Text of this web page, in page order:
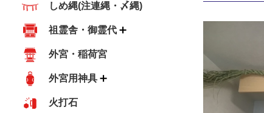
しめ縄(注連縄・〆縄)
祖霊舎・御霊代
外宮・稲荷宮
外宮用神具
火打石